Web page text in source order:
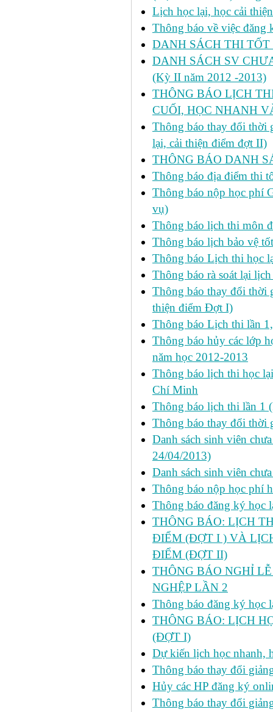
Lịch học lại, học cải
Thông báo về việc
DANH SÁCH THI
DANH SÁCH SV
(Kỳ II năm 2012 -2013)
THÔNG BÁO LỊCH
CUỐI, HỌC NHANH
Thông báo thay đổi thời
lại, cải thiện điểm đợt II)
THÔNG BÁO DANH
Thông báo địa điểm thi
Thông báo nộp học phí
vụ)
Thông báo lịch thi môn
Thông báo lịch bảo vệ
Thông báo Lịch thi học
Thông báo rà soát lại
Thông báo thay đổi thời
thiện điểm Đợt I)
Thông báo Lịch thi lần
Thông báo hủy các lớp
năm học 2012-2013
Thông báo lịch thi học
Chí Minh
Thông báo lịch thi lần 1
Thông báo thay đổi thời
Danh sách sinh viên
24/04/2013)
Danh sách sinh viên
Thông báo nộp học phí
Thông báo đăng ký học
THÔNG BÁO: LỊCH
ĐIỂM (ĐỢT I ) VÀ
ĐIỂM (ĐỢT II)
THÔNG BÁO NGHỈ
NGHỆP LẦN 2
Thông báo đăng ký học
THÔNG BÁO: LỊCH
(ĐỢT I)
Dự kiến lịch học nhanh,
Thông báo thay đổi
Hủy các HP đăng ký
Thông báo thay đổi